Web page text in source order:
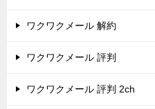
ワクワクメール 解約
ワクワクメール 評判
ワクワクメール 評判 2ch